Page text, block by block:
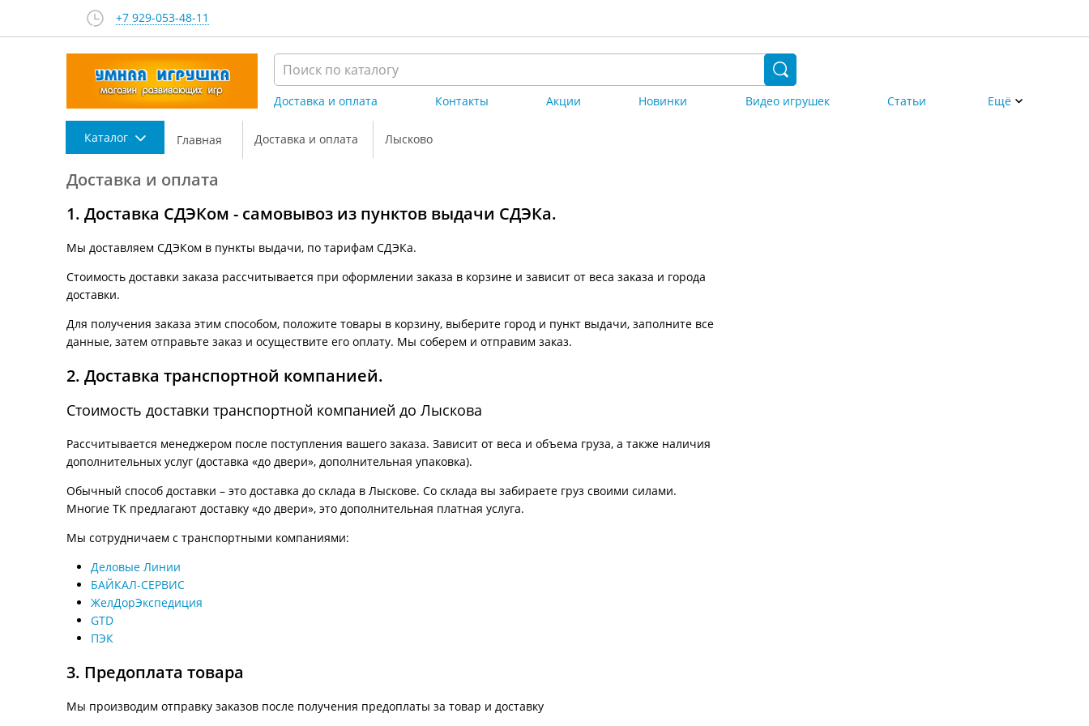
+7 929-053-48-11
Доставка и оплата Контакты Акции Новинки Видео игрушек Статьи Ещё
Каталог Главная Доставка и оплата Лысково
Доставка и оплата
1. Доставка СДЭКом - самовывоз из пунктов выдачи СДЭКа.
Мы доставляем СДЭКом в пункты выдачи, по тарифам СДЭКа.
Стоимость доставки заказа рассчитывается при оформлении заказа в корзине и зависит от веса заказа и города
доставки.
Для получения заказа этим способом, положите товары в корзину, выберите город и пункт выдачи, заполните все
данные, затем отправьте заказ и осуществите его оплату. Мы соберем и отправим заказ.
2. Доставка транспортной компанией.
Стоимость доставки транспортной компанией до Лыскова
Рассчитывается менеджером после поступления вашего заказа. Зависит от веса и объема груза, а также наличия
дополнительных услуг (доставка «до двери», дополнительная упаковка).
Обычный способ доставки – это доставка до склада в Лыскове. Со склада вы забираете груз своими силами.
Многие ТК предлагают доставку «до двери», это дополнительная платная услуга.
Мы сотрудничаем с транспортными компаниями:
Деловые Линии
БАЙКАЛ-СЕРВИС
ЖелДорЭкспедиция
GTD
ПЭК
3. Предоплата товара
Мы производим отправку заказов после получения предоплаты за товар и доставку